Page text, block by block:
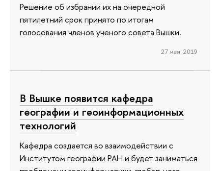
Решение об избрании их на очередной
пятилетний срок принято по итогам
голосования членов ученого совета Вышки.
27 мая 2019
В Вышке появится кафедра
географии и геоинформационных
технологий
Кафедра создается во взаимодействии с
Институтом географии РАН и будет заниматься